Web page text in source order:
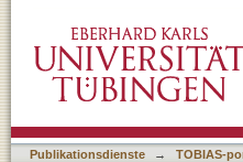
(M.Ed.) nach Titel
Publikationsdienste → TOBIAS-